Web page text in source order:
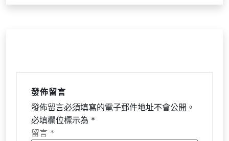
發佈留言
發佈留言必須填寫的電子郵件地址不會公開。
必填欄位標示為 *
留言 *